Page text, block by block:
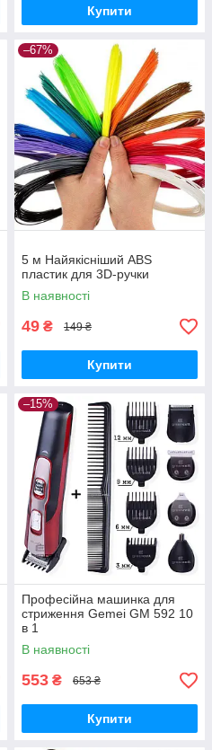
Купити
–67%
5 м Найякісніший ABS
пластик для 3D-ручки
В наявності
49 ₴ 149 ₴
Купити
–15%
Професійна машинка для
стриження Gemei GM 592 10
в 1
В наявності
553 ₴ 653 ₴
Купити